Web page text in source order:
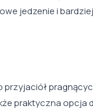
jedzenie i bardziej
przyjaciół
praktyczna opcja